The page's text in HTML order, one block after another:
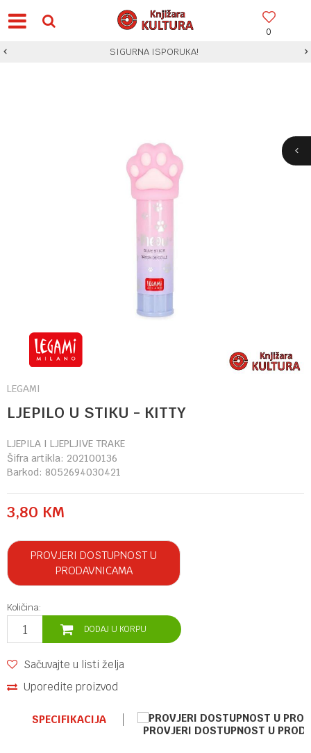
0
SIGURNA ISPORUKA!
LEGAMI
LJEPILO U STIKU - KITTY
LJEPILA I LJEPLJIVE TRAKE
Šifra artikla: 202100136
Barkod: 8052694030421
3,80 KM
PROVJERI DOSTUPNOST U
PRODAVNICAMA
Količina:
DODAJ U KORPU
Sačuvajte u listi želja
Uporedite proizvod
SPECIFIKACIJA
PROVJERI DOSTUPNOST U